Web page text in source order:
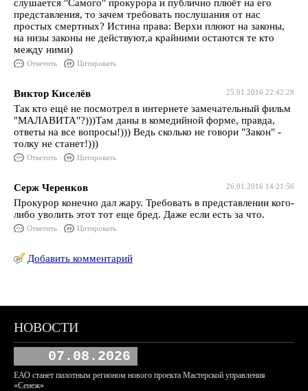
слушается "Самого" прокурора и публично плюёт на его
представления, то зачем требовать послушания от нас
простых смертных? Истина права: Верхи плюют на законы,
на низы законы не действуют,а крайними остаются те кто
между ними)
Ответить Цитировать
25.01.2016 22:42:28
Виктор Киселёв
Так кто ещё не посмотрел в интернете замечательный фильм
"МАЛАВИТА"?)))Там даны в комедийной форме, правда,
ответы на все вопросы!))) Ведь сколько не говори "Закон" -
толку не станет!)))
Ответить Цитировать
26.01.2016 14:21:56
Серж Черенков
Прокурор конечно дал жару. Требовать в представлении кого-
либо уволить этот тот еще бред. Даже если есть за что.
Ответить Цитировать
Добавить комментарий
НОВОСТИ
07.08.2026
ЕАО станет пилотным регионом нового проекта Мастерской управления
«Сенеж»